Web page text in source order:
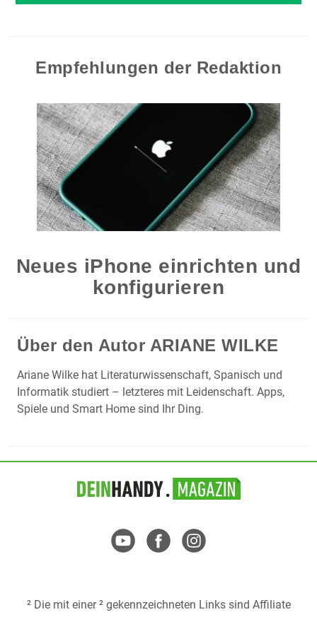
Empfehlungen der Redaktion
Neues iPhone einrichten und
konfigurieren
Über den Autor ARIANE WILKE
Ariane Wilke hat Literaturwissenschaft, Spanisch und
Informatik studiert – letzteres mit Leidenschaft. Apps,
Spiele und Smart Home sind Ihr Ding.
² Die mit einer ² gekennzeichneten Links sind Affiliate